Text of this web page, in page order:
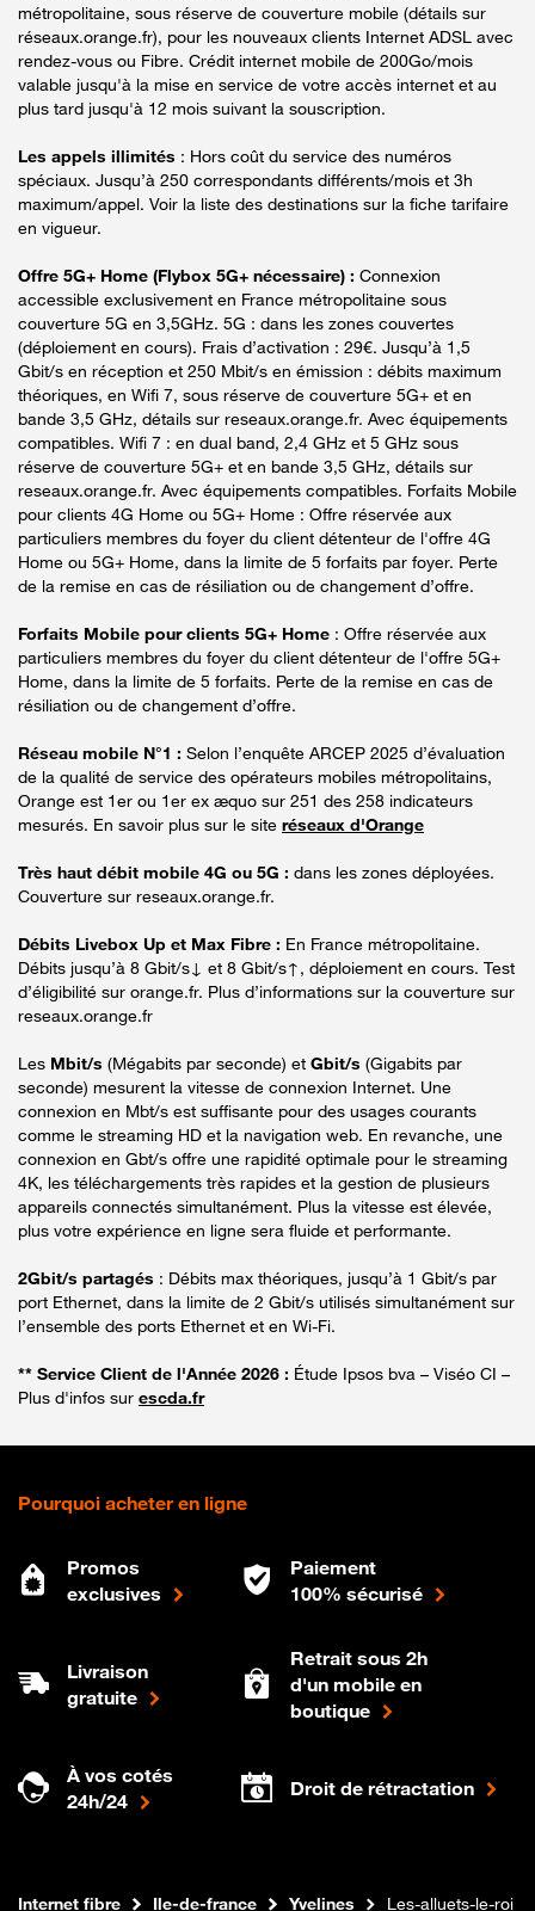
métropolitaine, sous réserve de couverture mobile (détails sur
réseaux.orange.fr), pour les nouveaux clients Internet ADSL avec
rendez-vous ou Fibre. Crédit internet mobile de 200Go/mois
valable jusqu'à la mise en service de votre accès internet et au
plus tard jusqu'à 12 mois suivant la souscription.
Les appels illimités : Hors coût du service des numéros
spéciaux. Jusqu’à 250 correspondants différents/mois et 3h
maximum/appel. Voir la liste des destinations sur la fiche tarifaire
en vigueur.
Offre 5G+ Home (Flybox 5G+ nécessaire) : Connexion
accessible exclusivement en France métropolitaine sous
couverture 5G en 3,5GHz. 5G : dans les zones couvertes
(déploiement en cours). Frais d’activation : 29€. Jusqu’à 1,5
Gbit/s en réception et 250 Mbit/s en émission : débits maximum
théoriques, en Wifi 7, sous réserve de couverture 5G+ et en
bande 3,5 GHz, détails sur reseaux.orange.fr. Avec équipements
compatibles. Wifi 7 : en dual band, 2,4 GHz et 5 GHz sous
réserve de couverture 5G+ et en bande 3,5 GHz, détails sur
reseaux.orange.fr. Avec équipements compatibles. Forfaits Mobile
pour clients 4G Home ou 5G+ Home : Offre réservée aux
particuliers membres du foyer du client détenteur de l'offre 4G
Home ou 5G+ Home, dans la limite de 5 forfaits par foyer. Perte
de la remise en cas de résiliation ou de changement d’offre.
Forfaits Mobile pour clients 5G+ Home : Offre réservée aux
particuliers membres du foyer du client détenteur de l'offre 5G+
Home, dans la limite de 5 forfaits. Perte de la remise en cas de
résiliation ou de changement d’offre.
Réseau mobile N°1 : Selon l’enquête ARCEP 2025 d’évaluation
de la qualité de service des opérateurs mobiles métropolitains,
Orange est 1er ou 1er ex æquo sur 251 des 258 indicateurs
mesurés. En savoir plus sur le site réseaux d'Orange
Très haut débit mobile 4G ou 5G : dans les zones déployées.
Couverture sur reseaux.orange.fr.
Débits Livebox Up et Max Fibre : En France métropolitaine.
Débits jusqu’à 8 Gbit/s↓ et 8 Gbit/s↑, déploiement en cours. Test
d’éligibilité sur orange.fr. Plus d’informations sur la couverture sur
reseaux.orange.fr
Les Mbit/s (Mégabits par seconde) et Gbit/s (Gigabits par
seconde) mesurent la vitesse de connexion Internet. Une
connexion en Mbt/s est suffisante pour des usages courants
comme le streaming HD et la navigation web. En revanche, une
connexion en Gbt/s offre une rapidité optimale pour le streaming
4K, les téléchargements très rapides et la gestion de plusieurs
appareils connectés simultanément. Plus la vitesse est élevée,
plus votre expérience en ligne sera fluide et performante.
2Gbit/s partagés : Débits max théoriques, jusqu’à 1 Gbit/s par
port Ethernet, dans la limite de 2 Gbit/s utilisés simultanément sur
l’ensemble des ports Ethernet et en Wi-Fi.
** Service Client de l'Année 2026 : Étude Ipsos bva – Viséo CI –
Plus d'infos sur escda.fr
Pourquoi acheter en ligne
Promos
exclusives
Paiement
100% sécurisé
Livraison
gratuite
Retrait sous 2h
d'un mobile en
boutique
À vos cotés
24h/24
Droit de rétractation
Boutique Orange
Internet fibre Ile-de-france Yvelines Les-alluets-le-roi